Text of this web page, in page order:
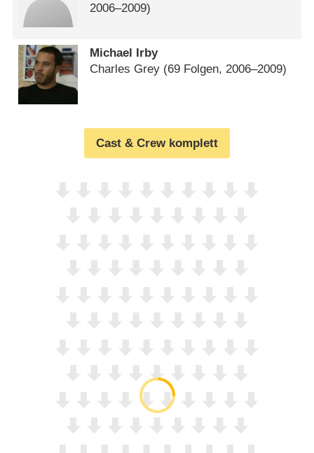
2006⁠–⁠2009)
Michael Irby
Charles Grey (69 Folgen, 2006⁠–⁠2009)
Cast & Crew komplett